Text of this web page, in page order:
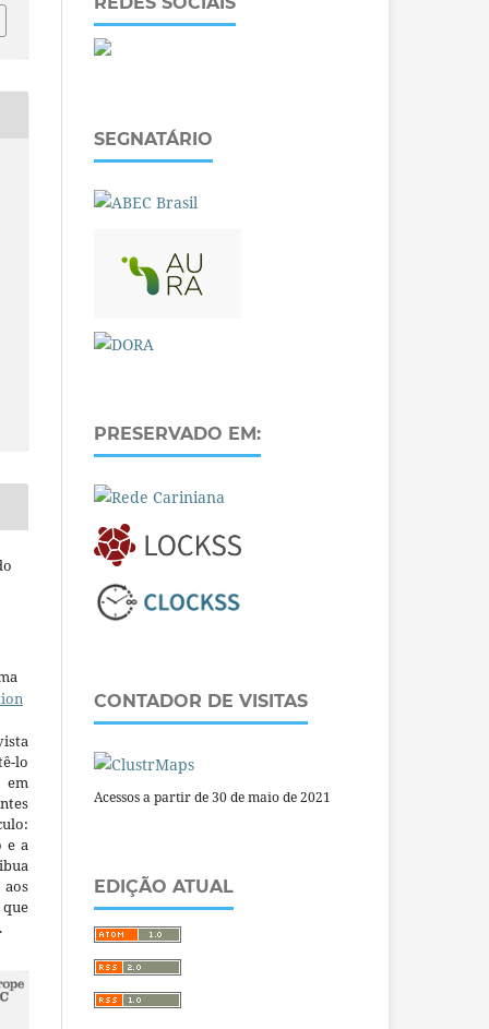
lo
em
e a
SEGNATÁRIO
PRESERVADO EM:
CONTADOR DE VISITAS
Acessos a partir de 30 de maio de 2021
EDIÇÃO ATUAL